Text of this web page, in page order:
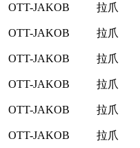
OTT-JAKOB 拉爪
OTT-JAKOB 拉爪
OTT-JAKOB 拉爪
OTT-JAKOB 拉爪
OTT-JAKOB 拉爪
OTT-JAKOB 拉爪